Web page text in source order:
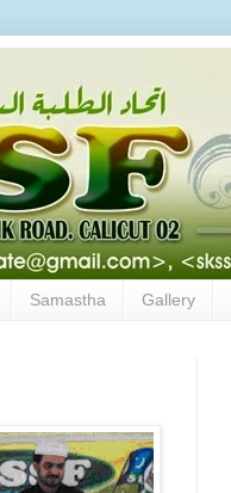
Samastha Gallery